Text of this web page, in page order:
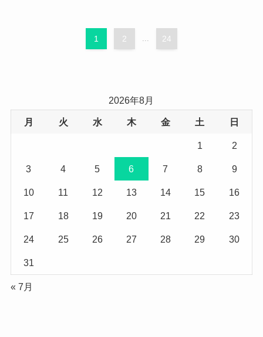
1 2 24
2026年8月
月 火 水 木 金 土 日
1 2
3 4 5 6 7 8 9
10 11 12 13 14 15 16
17 18 19 20 21 22 23
24 25 26 27 28 29 30
31
« 7月